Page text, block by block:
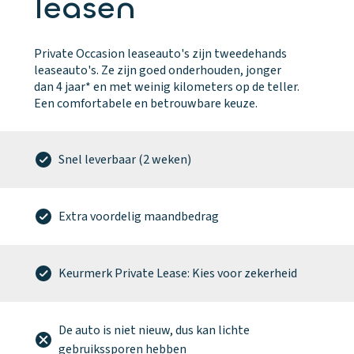
Private Occasion leaseauto's zijn tweedehands
leaseauto's. Ze zijn goed onderhouden, jonger
dan 4 jaar* en met weinig kilometers op de teller.
Een comfortabele en betrouwbare keuze.
Snel leverbaar (2 weken)
Extra voordelig maandbedrag
Keurmerk Private Lease: Kies voor zekerheid
De auto is niet nieuw, dus kan lichte
gebruikssporen hebben